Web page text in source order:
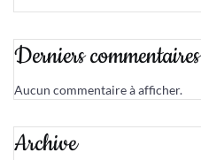
Derniers commentaires
Aucun commentaire à afficher.
Archive